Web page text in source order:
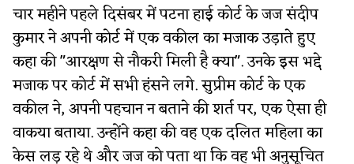
चार महीने पहले दिसंबर में पटना हाई कोर्ट के जज संदीप
कुमार ने अपनी कोर्ट में एक वकील का मजाक उड़ाते हुए
कहा की "आरक्षण से नौकरी मिली है क्या". उनके इस भद्दे
मजाक पर कोर्ट में सभी हंसने लगे. सुप्रीम कोर्ट के एक
वकील ने, अपनी पहचान न बताने की शर्त पर, एक ऐसा ही
वाकया बताया. उन्होंने कहा की वह एक दलित महिला का
केस लड़ रहे थे और जज को पता था कि वह भी अनुसूचित